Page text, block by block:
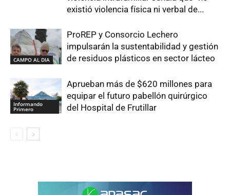
existió violencia física ni verbal de...
CAMPO AL DIA
ProREP y Consorcio Lechero
impulsarán la sustentabilidad y gestión
de residuos plásticos en sector lácteo
Informando
Primero
Aprueban más de $620 millones para
equipar el futuro pabellón quirúrgico
del Hospital de Frutillar